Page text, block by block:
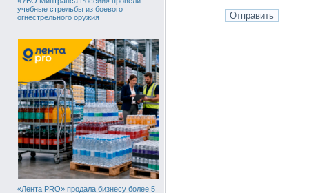
учебные стрельбы из боевого
огнестрельного оружия
«Лента PRO» продала бизнесу более 5